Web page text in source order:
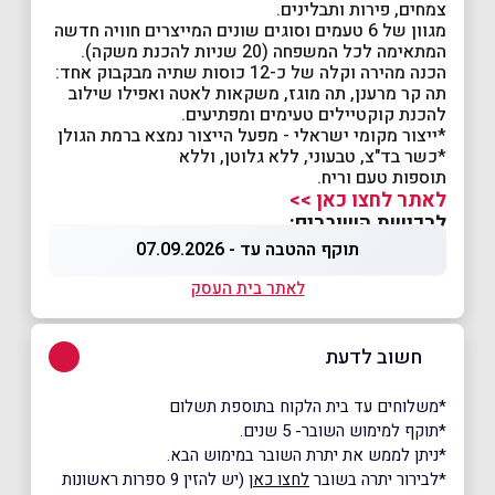
צמחים, פירות ותבלינים.
מגוון של 6 טעמים וסוגים שונים המייצרים חוויה חדשה
המתאימה לכל המשפחה (20 שניות להכנת משקה).
הכנה מהירה וקלה של כ-12 כוסות שתיה מבקבוק אחד:
תה קר מרענן, תה מוגז, משקאות לאטה ואפילו שילוב
להכנת קוקטיילים טעימים ומפתיעים.
*ייצור מקומי ישראלי - מפעל הייצור נמצא ברמת הגולן
*כשר בד"צ, טבעוני, ללא גלוטן, וללא
תוספות טעם וריח.
לאתר לחצו כאן >>
לרכישת השוברים:
תוקף ההטבה עד - 07.09.2026
לאתר בית העסק
חשוב לדעת
*משלוחים עד בית הלקוח בתוספת תשלום
*תוקף למימוש השובר- 5 שנים.
*ניתן לממש את יתרת השובר במימוש הבא.
*לבירור יתרה בשוברלחצו כאן
(יש להזין 9 ספרות ראשונות